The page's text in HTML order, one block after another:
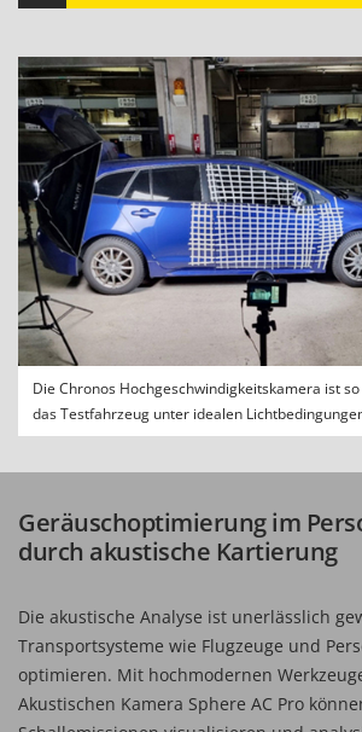
Die Chronos Hochgeschwindigkeitskamera ist
das Testfahrzeug unter idealen
Geräuschoptimierung im
durch akustische Kartierung
Die akustische Analyse ist unerlässlich
Transportsysteme wie Flugzeuge und
optimieren. Mit hochmodernen
Akustischen Kamera Sphere AC Pro